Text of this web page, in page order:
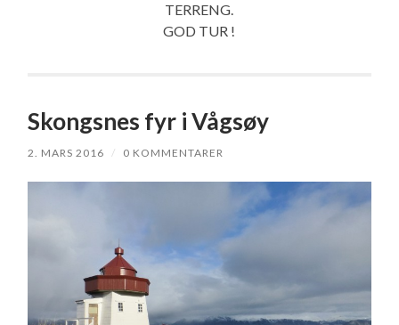
TERRENG.
GOD TUR !
Skongsnes fyr i Vågsøy
2. MARS 2016 / 0 KOMMENTARER